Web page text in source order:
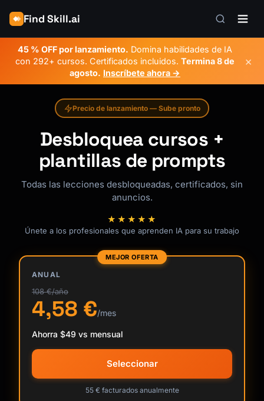
Find Skill.ai
45 % OFF por lanzamiento. Domina habilidades de IA
con 292+ cursos. Certificados incluidos. Termina8 de
agosto. Inscríbete ahora →
×
Precio de lanzamiento — Sube pronto
Desbloquea cursos +
plantillas de prompts
Todas las lecciones desbloqueadas, certificados, sin
anuncios.
★★★★★
Únete a los profesionales que aprenden IA para su trabajo
MEJOR OFERTA
ANUAL
108 €/año
4,58 €/mes
Ahorra $49 vs mensual
Seleccionar
55 € facturados anualmente